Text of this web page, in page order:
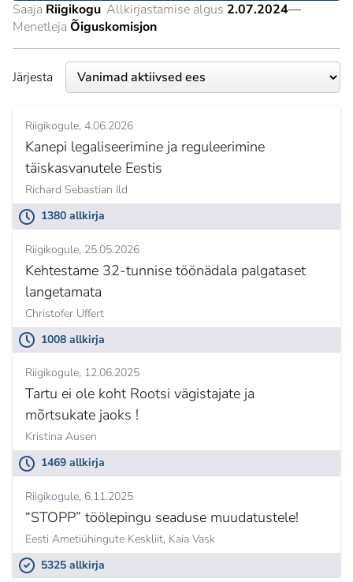
Saaja Riigikogu Allkirjastamise algus 2.07.2024—
Menetleja Õiguskomisjon
Järjesta
Riigikogule 4.06.2026
Kanepi legaliseerimine ja reguleerimine
täiskasvanutele Eestis
Richard Sebastian Ild
1380 allkirja
Riigikogule 25.05.2026
Kehtestame 32-tunnise töönädala palgataset
langetamata
Christofer Uffert
1008 allkirja
Riigikogule 12.06.2025
Tartu ei ole koht Rootsi vägistajate ja
mõrtsukate jaoks !
Kristina Ausen
1469 allkirja
Riigikogule 6.11.2025
“STOPP” töölepingu seaduse muudatustele!
Eesti Ametiühingute Keskliit, Kaia Vask
5325 allkirja